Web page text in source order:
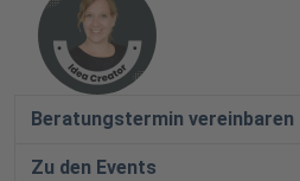
Beratungstermin vereinbaren
Zu den Events